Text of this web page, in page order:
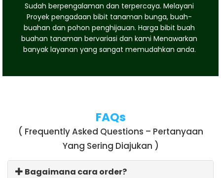
Sudah berpengalaman dan terpercaya. Melayani
Proyek pengadaan bibit tanaman bunga, buah-
buahan dan pohon penghijauan. Harga bibit buah
buahan tanaman bervariasi dan kami Menawarkan
banyak layanan yang sangat memudahkan anda.
FAQs
( Frequently Asked Questions – Pertanyaan
Yang Sering Diajukan )
Bagaimana cara order?